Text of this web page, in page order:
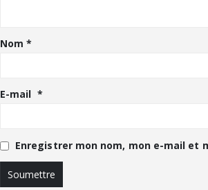
Nom*
E-mail *
Enregistrer mon nom, mon e-mail et